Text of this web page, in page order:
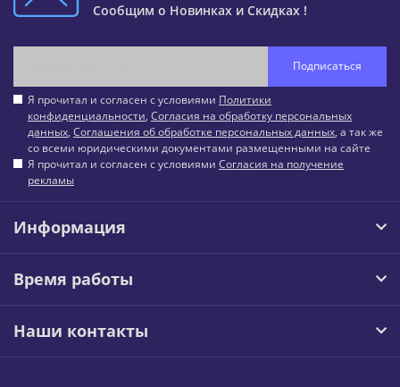
Сообщим о Новинках и Скидках !
Подписаться
Я прочитал и согласен с условиями Политики
конфиденциальности, Согласия на обработку персональных
данных, Соглашения об обработке персональных данных, а так же
со всеми юридическими документами размещенными на сайте
Я прочитал и согласен с условиями Согласия на получение
рекламы
Информация
Время работы
Наши контакты